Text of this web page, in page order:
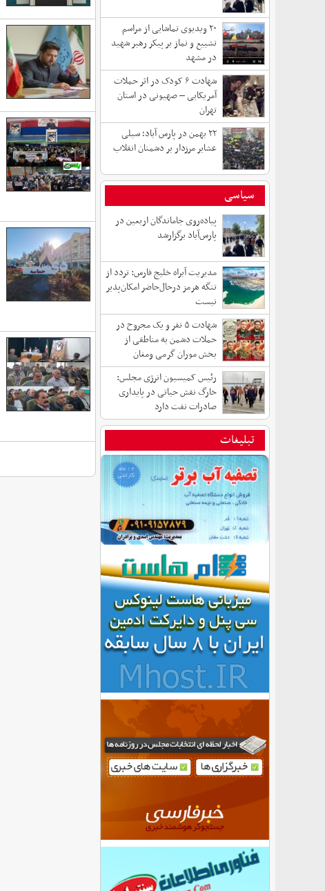
۲۰ ویدیوی تماشایی از مراسم
تشییع و نماز بر پیکر رهبر شهید
در مشهد
شهادت ۶ کودک در اثر حملات
آمریکایی – صهیونی در استان
تهران
۲۲ بهمن در پارس آباد؛ سیلی
عشایر مرزدار بر دشمنان انقلاب
سیاسی
پیاده‌روی جاماندگان اربعین در
پارس‌آباد برگزارشد
مدیریت آبراه خلیج فارس: تردد از
تنگه هرمز درحال‌حاضر امکان‌پذیر
نیست
شهادت ۵ نفر و یک مجروح در
حملات دشمن به مناطقی از
بخش موران گرمی ومغان
رئیس کمیسیون انرژی مجلس:
خارگ نقش حیاتی در پایداری
صادرات نفت دارد
تبلیغات